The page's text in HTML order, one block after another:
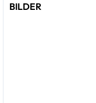
BILDER